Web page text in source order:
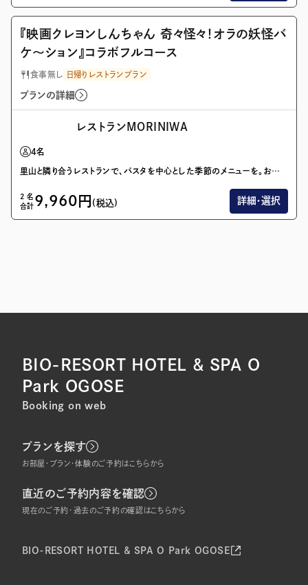
画像を全て表示(1/1)
『映画クレヨンしんちゃん 奇々怪々！オラの妖怪バ
ケ〜ション』コラボフルコース
食事無し 日帰りレストランプラン
プランの詳細
レストランMORINIWA
4名
里山と隣り合うレストランで、パスタを中心とした季節のメニューを。お風呂とセットの利用で、日帰りのお出かけがより思い出深いものに。
2 名
合計 9,960 円 (税込) 詳細・選択
BIO-RESORT HOTEL & SPA O
Park OGOSE
Booking on web
プランを探す
お部屋・プラン・体験のご予約はこちらから
直近のご予約内容を確認
現在のご予約・過去のご予約の確認はこちらから
BIO-RESORT HOTEL & SPA O Park OGOSE